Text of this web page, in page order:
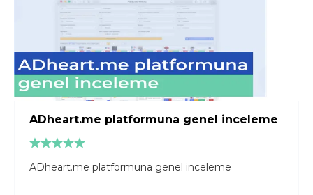
ADheart.me platformuna genel inceleme
ADheart.me platformuna genel inceleme